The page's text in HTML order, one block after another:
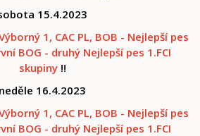
15.4.2023
1, CAC PL, BOB - Nejlepší pes
BOG - druhý Nejlepší pes 1.FCI
skupiny!!
neděle 16.4.2023
1, CAC PL, BOB - Nejlepší pes
BOG - druhý Nejlepší pes 1.FCI